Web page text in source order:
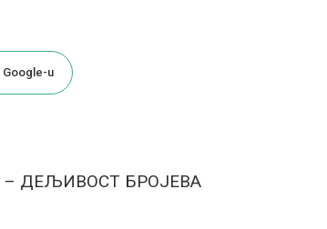
Google-u
– ДЕЉИВОСТ БРОЈЕВА